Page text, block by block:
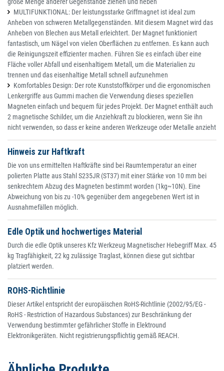
MULTIFUNKTIONAL: Der leistungsstarke Griffmagnet ist ideal zum
Anheben von schweren Metallgegenständen. Mit diesem Magnet wird das
Anheben von Blechen aus Metall erleichtert. Der Magnet funktioniert
fantastisch, um Nägel von vielen Oberflächen zu entfernen. Es kann auch
die Reinigungszeit effizienter machen. Führen Sie es einfach über eine
Fläche voller Abfall und eisenhaltigem Metall, um die Materialien zu
trennen und das eisenhaltige Metall schnell aufzunehmen
Komfortables Design: Der rote Kunststoffkörper und die ergonomischen
Lenkergriffe aus Gummi machen die Verwendung dieses speziellen
Magneten einfach und bequem für jedes Projekt. Der Magnet enthält auch
2 magnetische Schilder, um die Anziehkraft zu blockieren, wenn Sie ihn
nicht verwenden, so dass er keine anderen Werkzeuge oder Metalle anzieht
Hinweis zur Haftkraft
Die von uns ermittelten Haftkräfte sind bei Raumtemperatur an einer
polierten Platte aus Stahl S235JR (ST37) mit einer Stärke von 10 mm bei
senkrechtem Abzug des Magneten bestimmt worden (1kg~10N). Eine
Abweichung von bis zu -10% gegenüber dem angegebenen Wert ist in
Ausnahmefällen möglich.
Edle Optik und hochwertiges Material
Durch die edle Optik unseres Kfz Werkzeug Magnetischer Hebegriff Max. 45
kg Tragfähigkeit, 22 kg zulässige Traglast, können diese gut sichtbar
platziert werden.
ROHS-Richtlinie
Dieser Artikel entspricht der europäischen RoHS-Richtlinie (2002/95/EG -
RoHS - Restriction of Hazardous Substances) zur Beschränkung der
Verwendung bestimmter gefährlicher Stoffe in Elektround
Elektronikgeräten. Nicht registrierungspflichtig gemäß REACH.